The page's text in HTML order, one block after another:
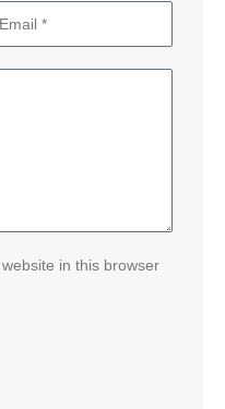
in this browser